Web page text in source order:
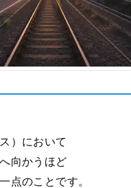
）において
向かうほど
点のことです。